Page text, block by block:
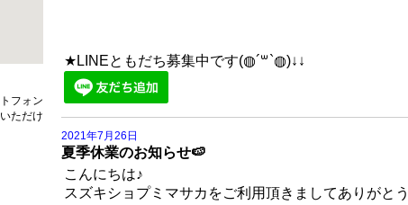
フォン
ただけ
★LINEともだち募集中です(◍´꒳`◍)↓↓
2021年7月26日
夏季休業のお知らせ🍉
こんにちは♪
スズキショプミマサカをご利用頂きましてありがとう